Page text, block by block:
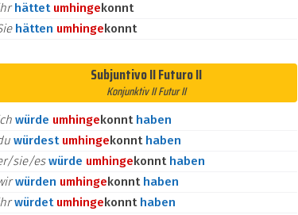
hättet umhingekonnt
hätten umhingekonnt
Subjuntivo II Futuro II
Konjunktiv II Futur II
würde umhingekonnt haben
würdest umhingekonnt haben
sie/eswürde umhingekonnt haben
würden umhingekonnt haben
würdet umhingekonnt haben